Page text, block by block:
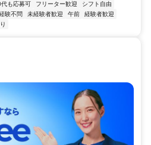
も応募可 フリーター歓迎
シフト自由
験不問 未経験者歓迎 午前
経験者歓迎